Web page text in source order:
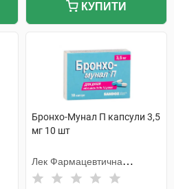
КУПИТИ
Бронхо-Мунал П капсули 3,5
мг 10 шт
Лек Фармацевтична
компанія